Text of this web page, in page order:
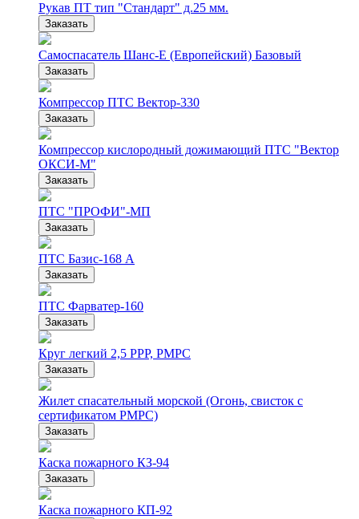
Рукав ПТ тип "Стандарт" д.25 мм.
Заказать
Самоспасатель Шанс-Е (Европейский) Базовый
Заказать
Компрессор ПТС Вектор-330
Заказать
Компрессор кислородный дожимающий ПТС "Вектор
ОКСИ-М"
Заказать
ПТС "ПРОФИ"-МП
Заказать
ПТС Базис-168 А
Заказать
ПТС Фарватер-160
Заказать
Круг легкий 2,5 РРР, РМРС
Заказать
Жилет спасательный морской (Огонь, свисток с
сертификатом РМРС)
Заказать
Каска пожарного КЗ-94
Заказать
Каска пожарного КП-92